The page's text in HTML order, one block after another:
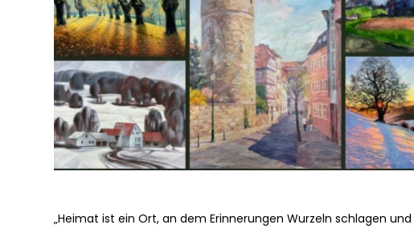
„Heimat ist ein Ort, an dem Erinnerungen Wurzeln schlagen